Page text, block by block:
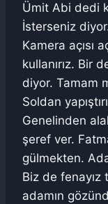
Ümit Abi dedi
İsterseniz
Kamera açısı
kullanırız. Bir
diyor. Tamam
Soldan
Genelinden
şeref ver.
gülmekten.
Biz de fenayız
adamın